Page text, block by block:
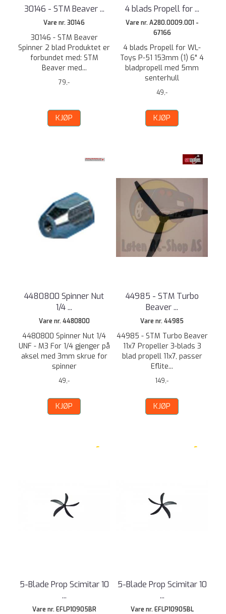
30146 - STM Beaver ...
Vare nr. 30146
30146 - STM Beaver
Spinner 2 blad Produktet er
forbundet med: STM
Beaver med...
79,-
KJØP
4 blads Propell for ...
Vare nr. A280.0009.001 -
67166
4 blads Propell for WL-
Toys P-51 153mm (1) 6" 4
bladpropell med 5mm
senterhull
49,-
KJØP
4480800 Spinner Nut
1/4 ...
Vare nr. 4480800
4480800 Spinner Nut 1/4
UNF - M3 For 1/4 gjenger på
aksel med 3mm skrue for
spinner
49,-
KJØP
44985 - STM Turbo
Beaver ...
Vare nr. 44985
44985 - STM Turbo Beaver
11x7 Propeller 3-blads 3
blad propell 11x7, passer
Eflite...
149,-
KJØP
5-Blade Prop Scimitar 10
...
Vare nr. EFLP10905BR
5-Blade Prop Scimitar 10
...
Vare nr. EFLP10905BL